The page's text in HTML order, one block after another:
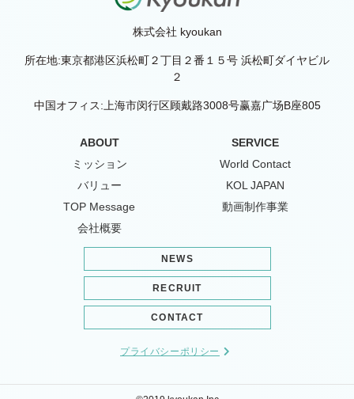
株式会社 kyoukan
所在地:東京都港区浜松町２丁目２番１５号 浜松町ダイヤビル
２
中国オフィス:上海市闵行区顾戴路3008号赢嘉广场B座805
ABOUT
ミッション
バリュー
TOP Message
会社概要
SERVICE
World Contact
KOL JAPAN
動画制作事業
NEWS
RECRUIT
CONTACT
プライバシーポリシー